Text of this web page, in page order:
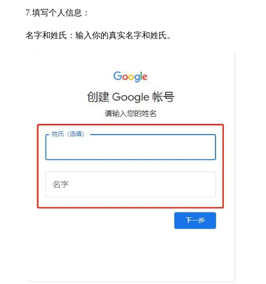
7.填写个人信息：
名字和姓氏：输入你的真实名字和姓氏。